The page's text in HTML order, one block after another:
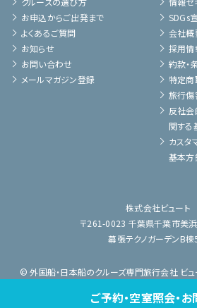
ご予約・空室照会・
お申込からご出発まで
よくあるご質問
お知らせ
お問い合わせ
メールマガジン登録
SDGs
会社概
採用情
約款・
特定商
旅行傷
反社
関する
カスタ
基本方
株式会社ビュート
〒261-0023 千葉県千葉市美
幕張テクノガーデンB棟
© 外国船・日本船のクルーズ専門旅行会社 ビ